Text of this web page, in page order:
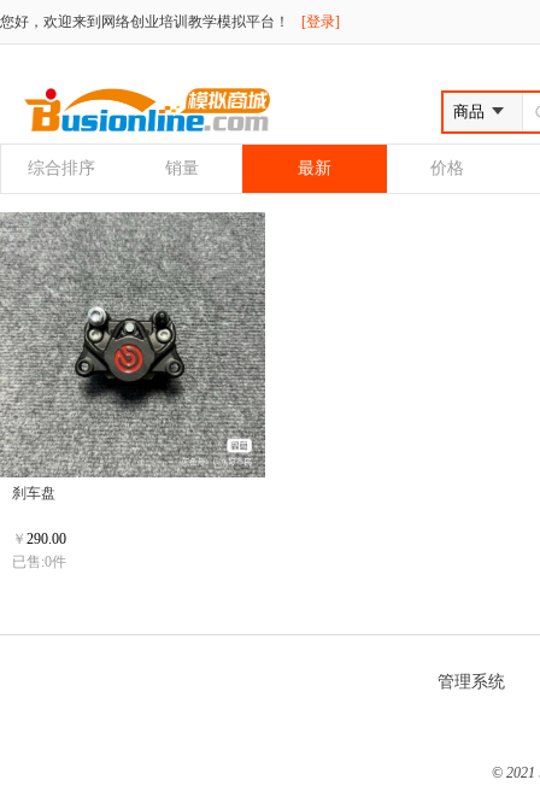
您好，欢迎来到网络创业培训教学模拟平台！ [登录]
综合排序 销量 最新 价格
刹车盘
￥ 290.00
已售:0件
管理系统
© 2021